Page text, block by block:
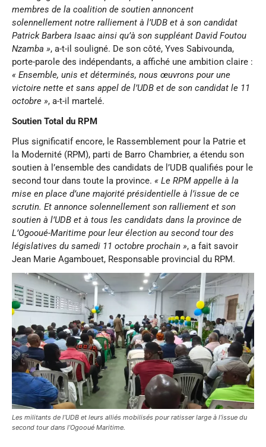
membres de la coalition de soutien annoncent
solennellement notre ralliement à l’UDB et à son candidat
Patrick Barbera Isaac ainsi qu’à son suppléant David Foutou
Nzamba », a-t-il souligné. De son côté, Yves Sabivounda,
porte-parole des indépendants, a affiché une ambition claire :
« Ensemble, unis et déterminés, nous œuvrons pour une
victoire nette et sans appel de l’UDB et de son candidat le 11
octobre », a-t-il martelé.
Soutien Total du RPM
Plus significatif encore, le Rassemblement pour la Patrie et
la Modernité (RPM), parti de Barro Chambrier, a étendu son
soutien à l’ensemble des candidats de l’UDB qualifiés pour le
second tour dans toute la province. « Le RPM appelle à la
mise en place d’une majorité présidentielle à l’issue de ce
scrutin. Et annonce solennellement son ralliement et son
soutien à l’UDB et à tous les candidats dans la province de
L’Ogooué-Maritime pour leur élection au second tour des
législatives du samedi 11 octobre prochain », a fait savoir
Jean Marie Agambouet, Responsable provincial du RPM.
Les militants de l’UDB et leurs alliés mobilisés pour ratisser large à l’issue du
second tour dans l’Ogooué Maritime.